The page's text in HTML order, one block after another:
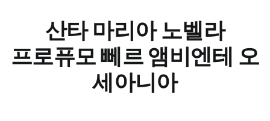
산타 마리아 노벨라
프로퓨모 뻬르 앰비엔테 오
세아니아